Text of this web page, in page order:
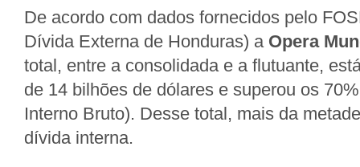
De acordo com dados fornecidos pelo
Dívida Externa de Honduras) a Opera
total, entre a consolidada e a flutuante,
de 14 bilhões de dólares e superou os
Interno Bruto). Desse total, mais da
dívida interna.